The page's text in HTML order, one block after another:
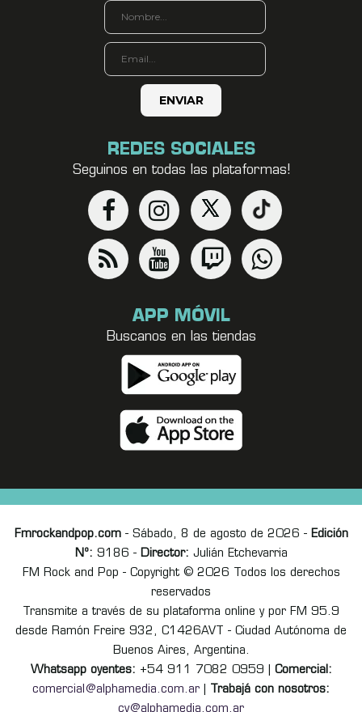
REDES SOCIALES
Seguinos en todas las plataformas!
APP MÓVIL
Buscanos en las tiendas
Fmrockandpop.com- Sábado, 8 de agosto de 2026 - Edición
Nº: 9186 - Director: Julián Etchevarria
FM Rock and Pop - Copyright © 2026 Todos los derechos
reservados
Transmite a través de su plataforma online y por FM 95.9
desde Ramón Freire 932, C1426AVT - Ciudad Autónoma de
Buenos Aires, Argentina.
Whatsapp oyentes: +54 911 7082 0959 | Comercial:
comercial@alphamedia.com.ar
Trabajá con nosotros:
cv@alphamedia.com.ar